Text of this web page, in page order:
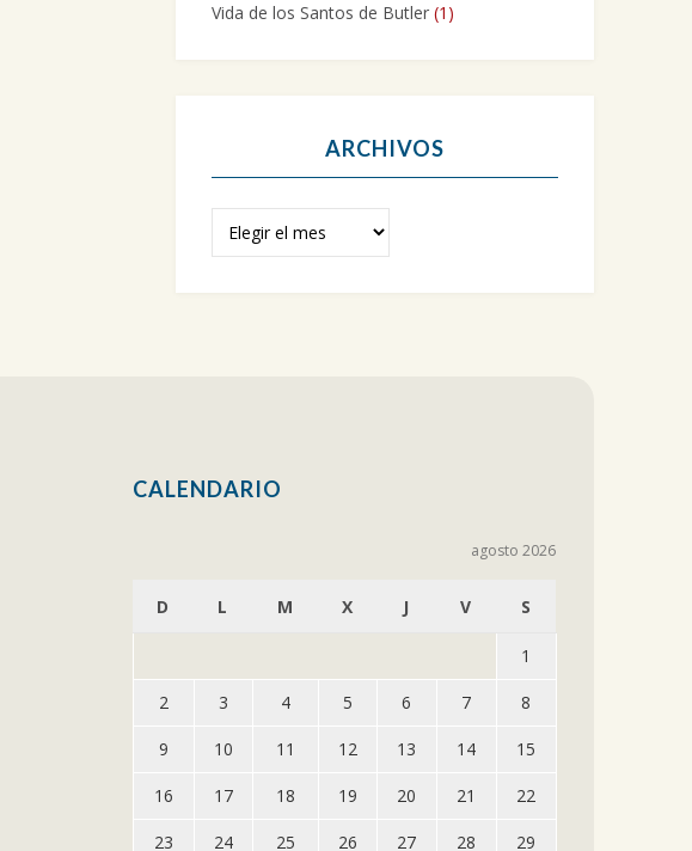
Vida de los Santos de Butler (1)
ARCHIVOS
CALENDARIO
agosto 2026
D L M X J V S
1
2 3 4 5 6 7 8
9 10 11 12 13 14 15
16 17 18 19 20 21 22
23 24 25 26 27 28 29